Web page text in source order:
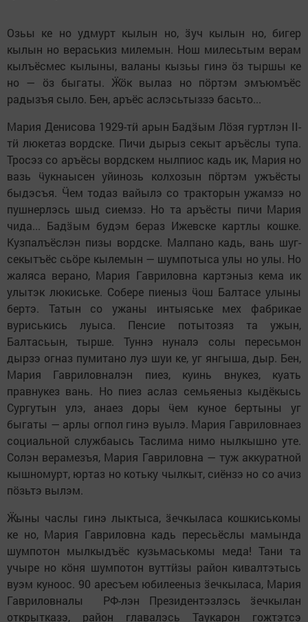
Озьы ке но удмурт кылын но, ӟуч кылын но, бигер
кылын но вераськиз милемын. Нош милесьтым верам
кылъёсмес кылыны, валаны кызьы гинэ ӧз тыршы ке
но — ӧз быгаты. Ӝӧк вылаз но пӧртэм эмъюмъёс
радызъя сыло. Бен, аръёс аслэсьтыззэ басьто...
Мария Денисова 1929-тӥ арын Бадӟым Лӧзя гуртлэн II-
тӥ люкетаз вордске. Пичи дырыз секыт аръёслы тупа.
Тросэз со аръёсы вордскем нылпиос кадь ик, Мария но
вазь ӵукнаысен уйинозь колхозын пӧртэм ужъёсты
быдэсъя. Ӵем тодаз вайылэ со тракторын ужамзэ но
пушнерлэсь шыд сиемзэ. Но та аръёсты пичи Мария
чида... Бадӟым будэм бераз Ижевске картлы кошке.
Кузпалъёслэн пизы вордске. Малпано кадь, вань шуг-
секытъёс сьӧре кылемын — шумпотыса улы но улы. Но
жаляса верано, Мария Гавриловна картэныз кема ик
улытэк люкиське. Собере пиеныз ӵош Балтасе улыны
бертэ. Татын со ужаны интыяське мех фабрикае
вуриськись луыса. Пенсие потытозяз та ужын,
Балтасьын, тырше. Туннэ нуналэ солы пересьмон
дырзэ огназ пумитано луэ шуи ке, уг янгыша, дыр. Бен,
Мария Гавриловналэн пиез, куинь внукез, куать
правнукез вань. Но пиез аслаз семьяеныз кыдёкысь
Сургутын улэ, анаез доры ӵем куное бертыны уг
быгаты — арлы огпол гинэ вуылэ. Мария Гавриловнаез
социальной службаысь Таслима нимо нылкышно уте.
Солэн верамезъя, Мария Гавриловна — туж аккуратной
кышномурт, юртаз но котьку чылкыт, сиёнзэ но со ачиз
пӧзьтэ вылэм.
Ӝыны часлы гинэ лыктыса, ӟечкыласа кошкиськомы
ке но, Мария Гавриловна кадь пересьёслы мамында
шумпотон мылкыдъёс кузьмаськомы меда! Тани та
учыре но кӧня шумпотон вуттӥзы район кивалтэтысь
вуэм куноос. 90 аресъем юбилееныз ӟечкыласа, Мария
Гавриловналы РФ-лэн Президентэзлэсь ӟечкылан
открытказэ, район главалэсь Таукарон гожтэтсэ